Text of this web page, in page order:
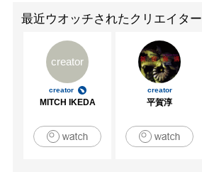
最近ウオッチされたクリエイター
creator
creator
MITCH IKEDA
creator
平賀淳